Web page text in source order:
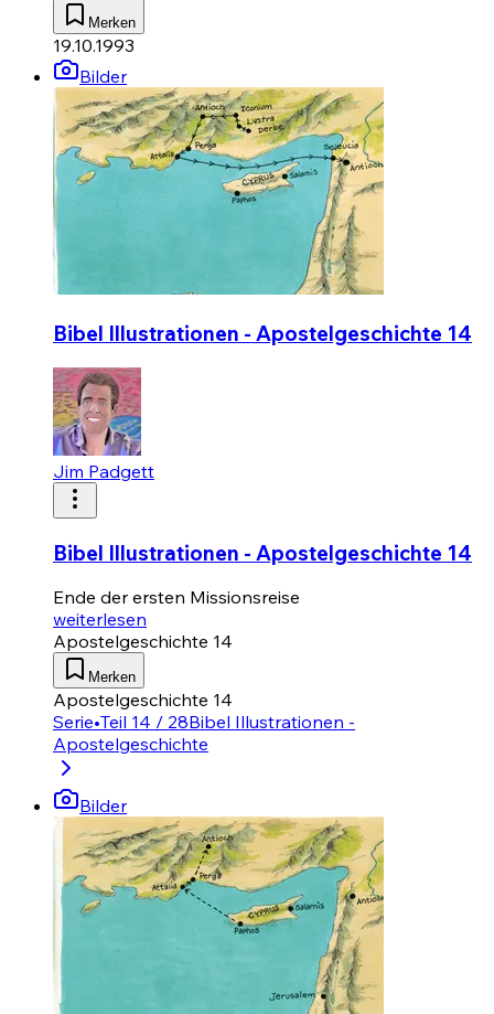
Merken
19.10.1993
Bilder
Bibel Illustrationen - Apostelgeschichte 14
Jim Padgett
Bibel Illustrationen - Apostelgeschichte 14
Ende der ersten Missionsreise
weiterlesen
Apostelgeschichte 14
Merken
Apostelgeschichte 14
Serie•Teil 14 / 28Bibel Illustrationen -
Apostelgeschichte
Bilder